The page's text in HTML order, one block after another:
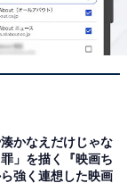
プニュース」横
ース」にチェッ
かなえだけじゃな
」を描く『映画ち
強く連想した映画